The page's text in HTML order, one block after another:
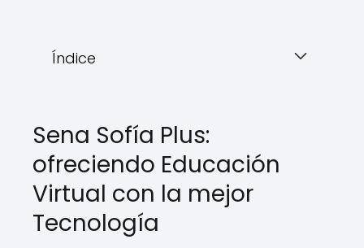
Índice
Sena Sofía Plus:
ofreciendo Educación
Virtual con la mejor
Tecnología